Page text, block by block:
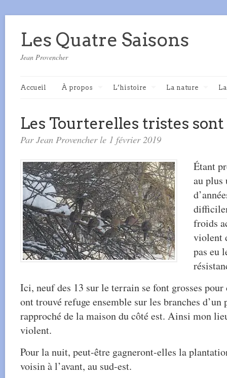
Les Quatre Saisons
Jean Provencher
Accueil À propos L’histoire La nature
Les Tourterelles tristes sont
Par Jean Provencher le 1 février 2019
Étant
au plus
froids
violent
pas eu
Ici, neuf des 13 sur le terrain se font grosses
ont trouvé refuge ensemble sur les branches
rapproché de la maison du côté est. Ainsi mon
violent.
Pour la nuit, peut-être gagneront-elles la
voisin à l’avant, au sud-est.